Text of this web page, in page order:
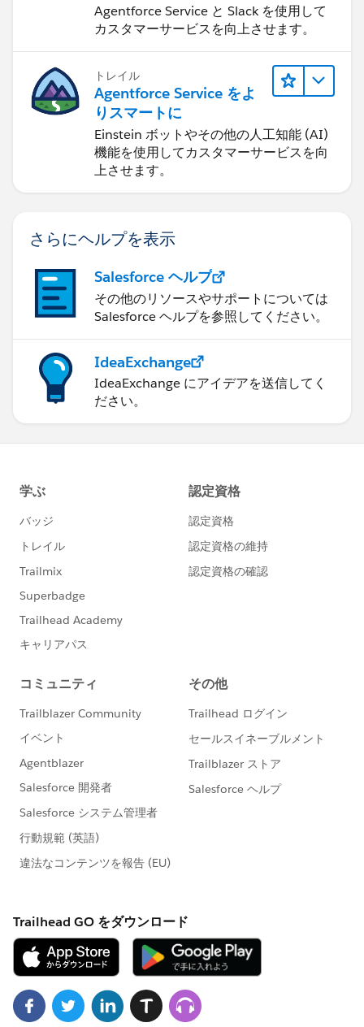
Agentforce Service と Slack を使用して
カスタマーサービスを向上させます。
トレイル
Agentforce Service をよ
りスマートに
Einstein ボットやその他の人工知能 (AI)
機能を使用してカスタマーサービスを向
上させます。
さらにヘルプを表示
Salesforce ヘルプ
その他のリソースやサポートについては
Salesforce ヘルプを参照してください。
IdeaExchange
IdeaExchange にアイデアを送信してく
ださい。